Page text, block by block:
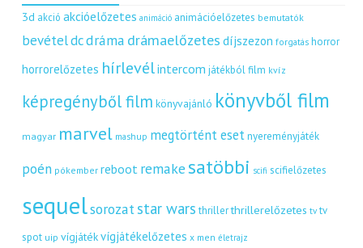
3d akció akcióelőzetes animáció animációelőzetes bemutatók
bevételdcdráma drámaelőzetes díjszezon forgatás horror
horrorelőzetes hírlevélintercom játékból film kvíz
képregényből film könyvajánló könyvből film
magyar marvel mashup megtörtént eset nyereményjáték
poén pókember reboot remakesatöbbi scifi scifielőzetes
sequelsorozatstar wars thriller thrillerelőzetes tv tv
spot uip vígjátékvígjátékelőzetes x men életrajz